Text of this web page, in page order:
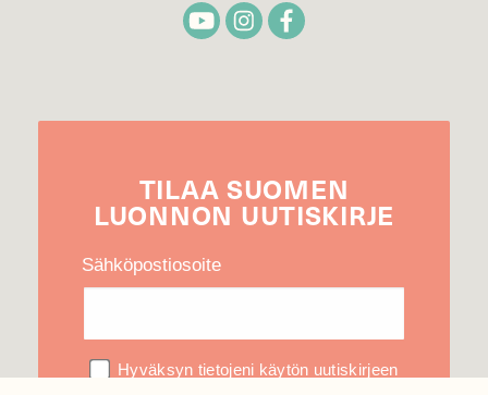
TILAA SUOMEN
LUONNON UUTIS­KIRJE
Sähköpostiosoite
Hyväksyn tietojeni käytön uutiskirjeen